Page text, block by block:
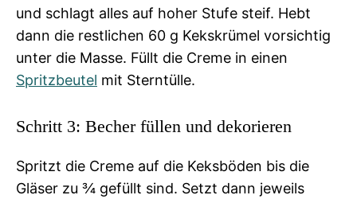
und schlagt alles auf hoher Stufe steif. Hebt
dann die restlichen 60 g Kekskrümel vorsichtig
unter die Masse. Füllt die Creme in einen
Spritzbeutel mit Sterntülle.
Schritt 3: Becher füllen und dekorieren
Spritzt die Creme auf die Keksböden bis die
Gläser zu ¾ gefüllt sind. Setzt dann jeweils